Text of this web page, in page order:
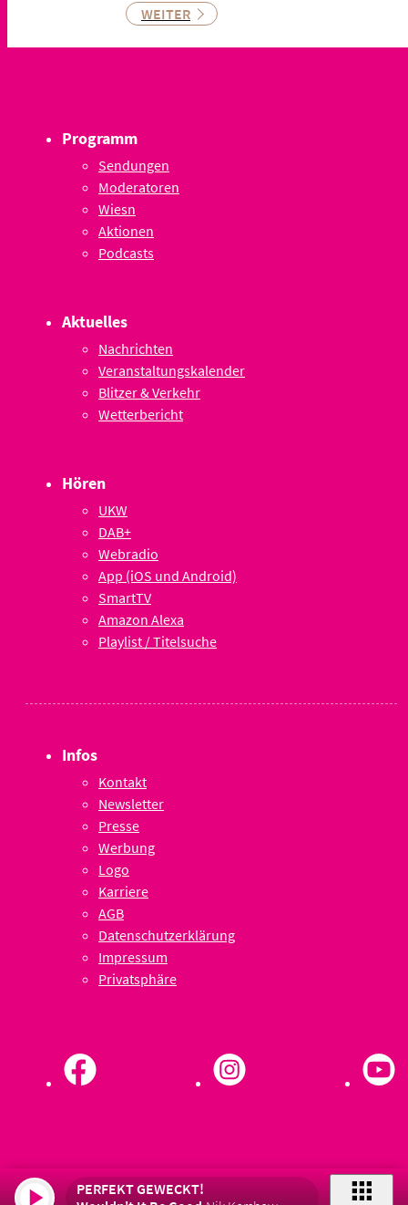
WEITER
Programm
Sendungen
Moderatoren
Wiesn
Aktionen
Podcasts
Aktuelles
Nachrichten
Veranstaltungskalender
Blitzer & Verkehr
Wetterbericht
Hören
UKW
DAB+
Webradio
App (iOS und Android)
SmartTV
Amazon Alexa
Playlist / Titelsuche
Infos
Kontakt
Newsletter
Presse
Werbung
Logo
Karriere
AGB
Datenschutzerklärung
Impressum
Privatsphäre
PERFEKT GEWECKT!